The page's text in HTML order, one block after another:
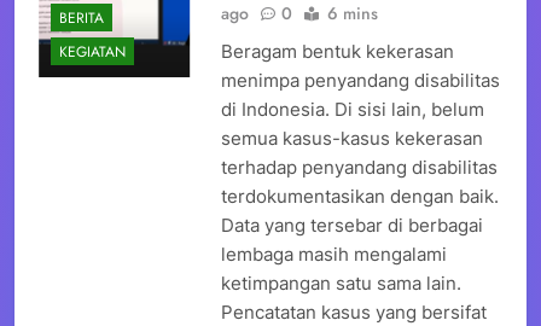
BERITA
KEGIATAN
ago
0 6 mins
Beragam bentuk kekerasan
menimpa penyandang disabilitas
di Indonesia. Di sisi lain, belum
semua kasus-kasus kekerasan
terhadap penyandang disabilitas
terdokumentasikan dengan baik.
Data yang tersebar di berbagai
lembaga masih mengalami
ketimpangan satu sama lain.
Pencatatan kasus yang bersifat